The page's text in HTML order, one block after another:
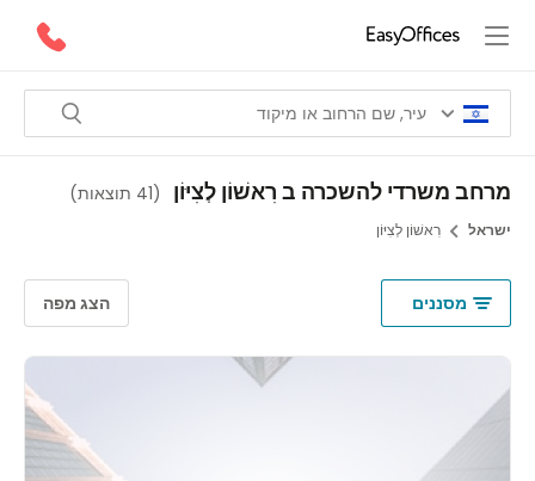
משרדי להשכרה ב רִאשׁוֹן לְצִיּוֹן (41 תוצאות )
רִאשׁוֹן לְצִיּוֹן
מסננים הצג מפה